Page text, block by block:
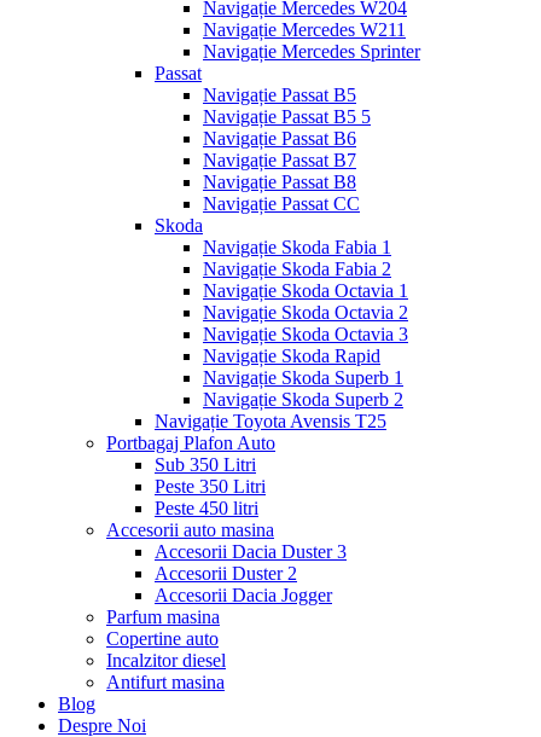
Navigație Mercedes W204
Navigație Mercedes W211
Navigație Mercedes Sprinter
Passat
Navigație Passat B5
Navigație Passat B5 5
Navigație Passat B6
Navigație Passat B7
Navigație Passat B8
Navigație Passat CC
Skoda
Navigație Skoda Fabia 1
Navigație Skoda Fabia 2
Navigație Skoda Octavia 1
Navigație Skoda Octavia 2
Navigație Skoda Octavia 3
Navigație Skoda Rapid
Navigație Skoda Superb 1
Navigație Skoda Superb 2
Navigație Toyota Avensis T25
Portbagaj Plafon Auto
Sub 350 Litri
Peste 350 Litri
Peste 450 litri
Accesorii auto masina
Accesorii Dacia Duster 3
Accesorii Duster 2
Accesorii Dacia Jogger
Parfum masina
Copertine auto
Incalzitor diesel
Antifurt masina
Blog
Despre Noi